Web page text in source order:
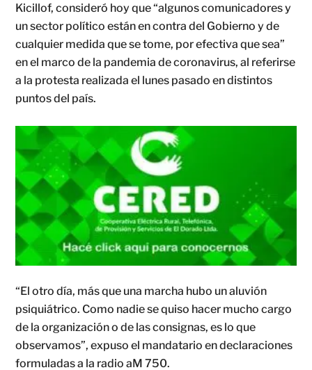
Kicillof, consideró hoy que “algunos comunicadores y
un sector político están en contra del Gobierno y de
cualquier medida que se tome, por efectiva que sea”
en el marco de la pandemia de coronavirus, al referirse
a la protesta realizada el lunes pasado en distintos
puntos del país.
“El otro día, más que una marcha hubo un aluvión
psiquiátrico. Como nadie se quiso hacer mucho cargo
de la organización o de las consignas, es lo que
observamos”, expuso el mandatario en declaraciones
formuladas a la radio aM 750.